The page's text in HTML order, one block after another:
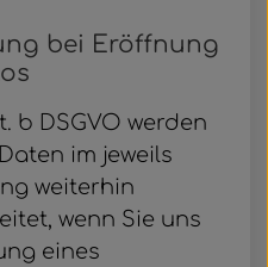
bei Eröffnung
b DSGVO werden
im jeweils
weiterhin
wenn Sie uns
eines